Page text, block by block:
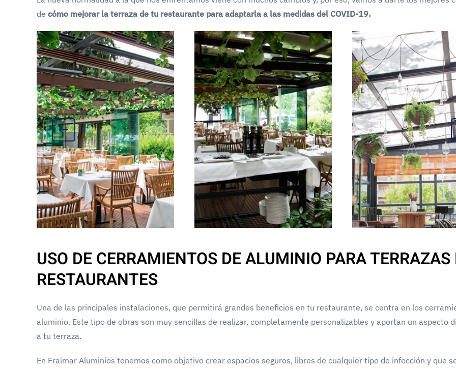
de cómo mejorar la terraza de tu restaurante para adaptarla a las medidas del COVID-19.
USO DE CERRAMIENTOS DE ALUMINIO PARA TERRAZAS
RESTAURANTES
Una de las principales instalaciones, que permitirá grandes beneficios en tu restaurante, se centra en los
aluminio. Este tipo de obras son muy sencillas de realizar, completamente personalizables y aportan un aspecto
a tu terraza.
En Fraimar Aluminios tenemos como objetivo crear espacios seguros, libres de cualquier tipo de infección y que